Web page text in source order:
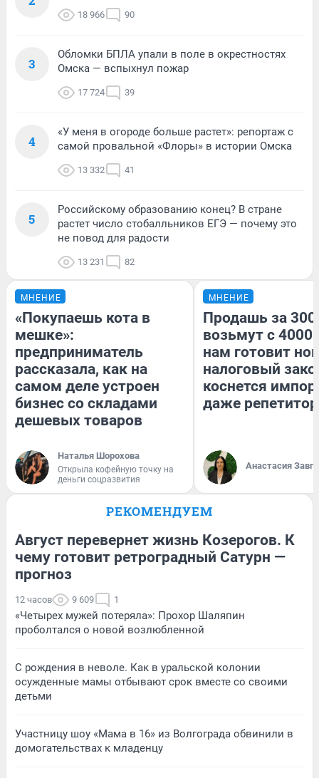
18 966 90
3
Обломки БПЛА упали в поле в окрестностях
Омска — вспыхнул пожар
17 724 39
4
«У меня в огороде больше растет»: репортаж с
самой провальной «Флоры» в истории Омска
13 332 41
5
Российскому образованию конец? В стране
растет число стобалльников ЕГЭ — почему это
не повод для радости
13 231 82
МНЕНИЕ
«Покупаешь кота в
мешке»:
предприниматель
рассказала, как на
самом деле устроен
бизнес со складами
дешевых товаров
Наталья Шорохова
Открыла кофейную точку на
деньги соцразвития
МНЕНИЕ
Продашь за
возьмут с
нам готовит
налоговый
коснется
даже
Анастасия
РЕКОМЕНДУЕМ
Август перевернет жизнь Козерогов. К
чему готовит ретроградный Сатурн —
прогноз
12 часов 9 609 1
«Четырех мужей потеряла»: Прохор Шаляпин
проболтался о новой возлюбленной
С рождения в неволе. Как в уральской колонии
осужденные мамы отбывают срок вместе со своими
детьми
Участницу шоу «Мама в 16» из Волгограда обвинили в
домогательствах к младенцу